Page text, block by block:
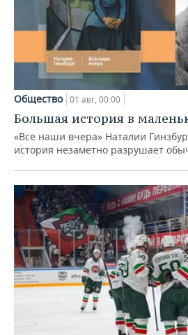
Общество 01 авг, 00:00
Большая история в
«Все наши вчера» Наталии
история незаметно разрушает